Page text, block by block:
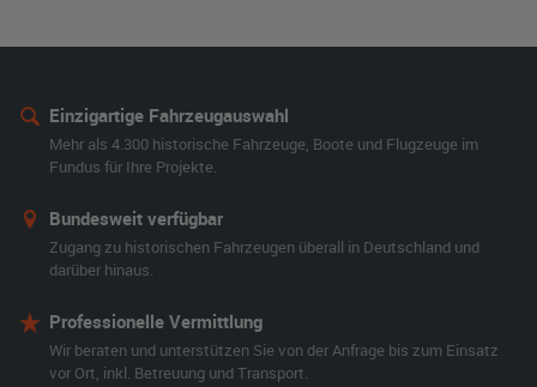
Einzigartige Fahrzeugauswahl
Mehr als 4.300 historische Fahrzeuge, Boote und Flugzeuge im
Fundus für Ihre Projekte.
Bundesweit verfügbar
Zugang zu historischen Fahrzeugen überall in Deutschland und
darüber hinaus.
Professionelle Vermittlung
Wir beraten und unterstützen Sie von der Anfrage bis zum Einsatz
vor Ort, inkl. Betreuung und Transport.